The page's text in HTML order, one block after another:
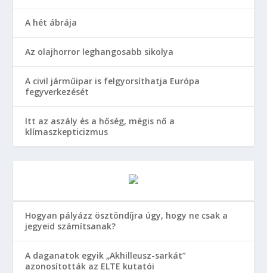
A hét ábrája
Az olajhorror leghangosabb sikolya
A civil járműipar is felgyorsíthatja Európa
fegyverkezését
Itt az aszály és a hőség, mégis nő a
klímaszkepticizmus
Hogyan pályázz ösztöndíjra úgy, hogy ne csak a
jegyeid számítsanak?
A daganatok egyik „Akhilleusz-sarkát”
azonosították az ELTE kutatói